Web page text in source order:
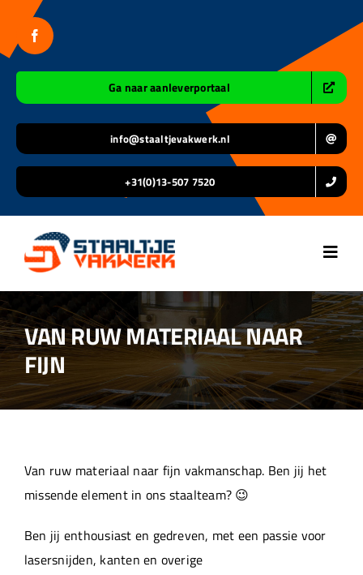
inhoud
Ga naar aanleverportaal
info@staaltjevakwerk.nl
+31(0)13-507 7520
Home
Over ons
Projecten
Machinepark
VAN RUW MATERIAAL NAAR
FIJN
Van ruw materiaal naar fijn vakmanschap. Ben jij het
missende element in ons staalteam? 😉
Ben jij enthousiast en gedreven, met een passie voor
lasersnijden, kanten en overige